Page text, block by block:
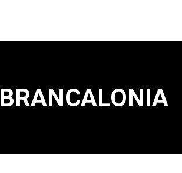
BRANCALONIA